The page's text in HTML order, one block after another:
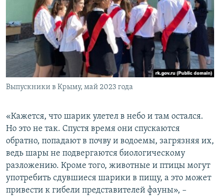
Выпускники в Крыму, май 2023 года
«Кажется, что шарик улетел в небо и там остался.
Но это не так. Спустя время они спускаются
обратно, попадают в почву и водоемы, загрязняя их,
ведь шары не подвергаются биологическому
разложению. Кроме того, животные и птицы могут
употребить сдувшиеся шарики в пищу, а это может
привести к гибели представителей фауны», –